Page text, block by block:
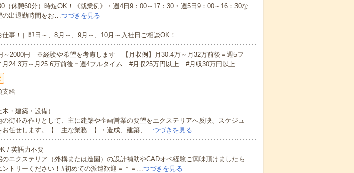
（休憩60分）時短OK！《就業例》・週4日9：00～17：30・週5日9：00～16：30な
出退勤時間をお…つづきを見る
仕事！］即日～、8月～、9月～、10月～入社日ご相談OK！
～2000円 ※経験や希望を考慮します 【月収例】月30.4万～月32万前後＝週5フ
月24.3万～月25.6万前後＝週4フルタイム #月収25万円以上 #月収30万円以上
支給
・建築・設備）
の街並み作りとして、主に建築や企画営業の要望をエクステリアへ反映、スケジュ
お任せします。【 主な業務 】・造成、建築、…つづきを見る
/ 英語力不要
のエクステリア（外構または造園）の設計補助やCADオペ経験ご興味頂けましたら
ントリーください！#初めての派遣歓迎＝＊＝…つづきを見る